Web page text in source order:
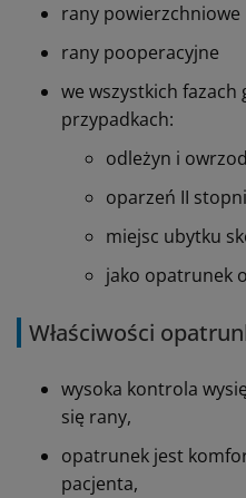
rany powierzchniowe
rany pooperacyjne
we wszystkich fazach
przypadkach:
odleżyn i
oparzeń II
miejsc ubytku
jako opatrunek
Właściwości
wysoka kontrola
się rany,
opatrunek jest
pacjenta,